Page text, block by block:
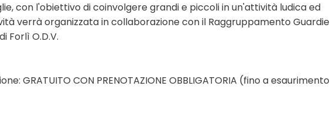
con l'obiettivo di coinvolgere grandi e piccoli in un'attività ludica ed
verrà organizzata in collaborazione con il Raggruppamento Guardie
Forlì O.D.V.
GRATUITO CON PRENOTAZIONE OBBLIGATORIA (fino a esaurimento